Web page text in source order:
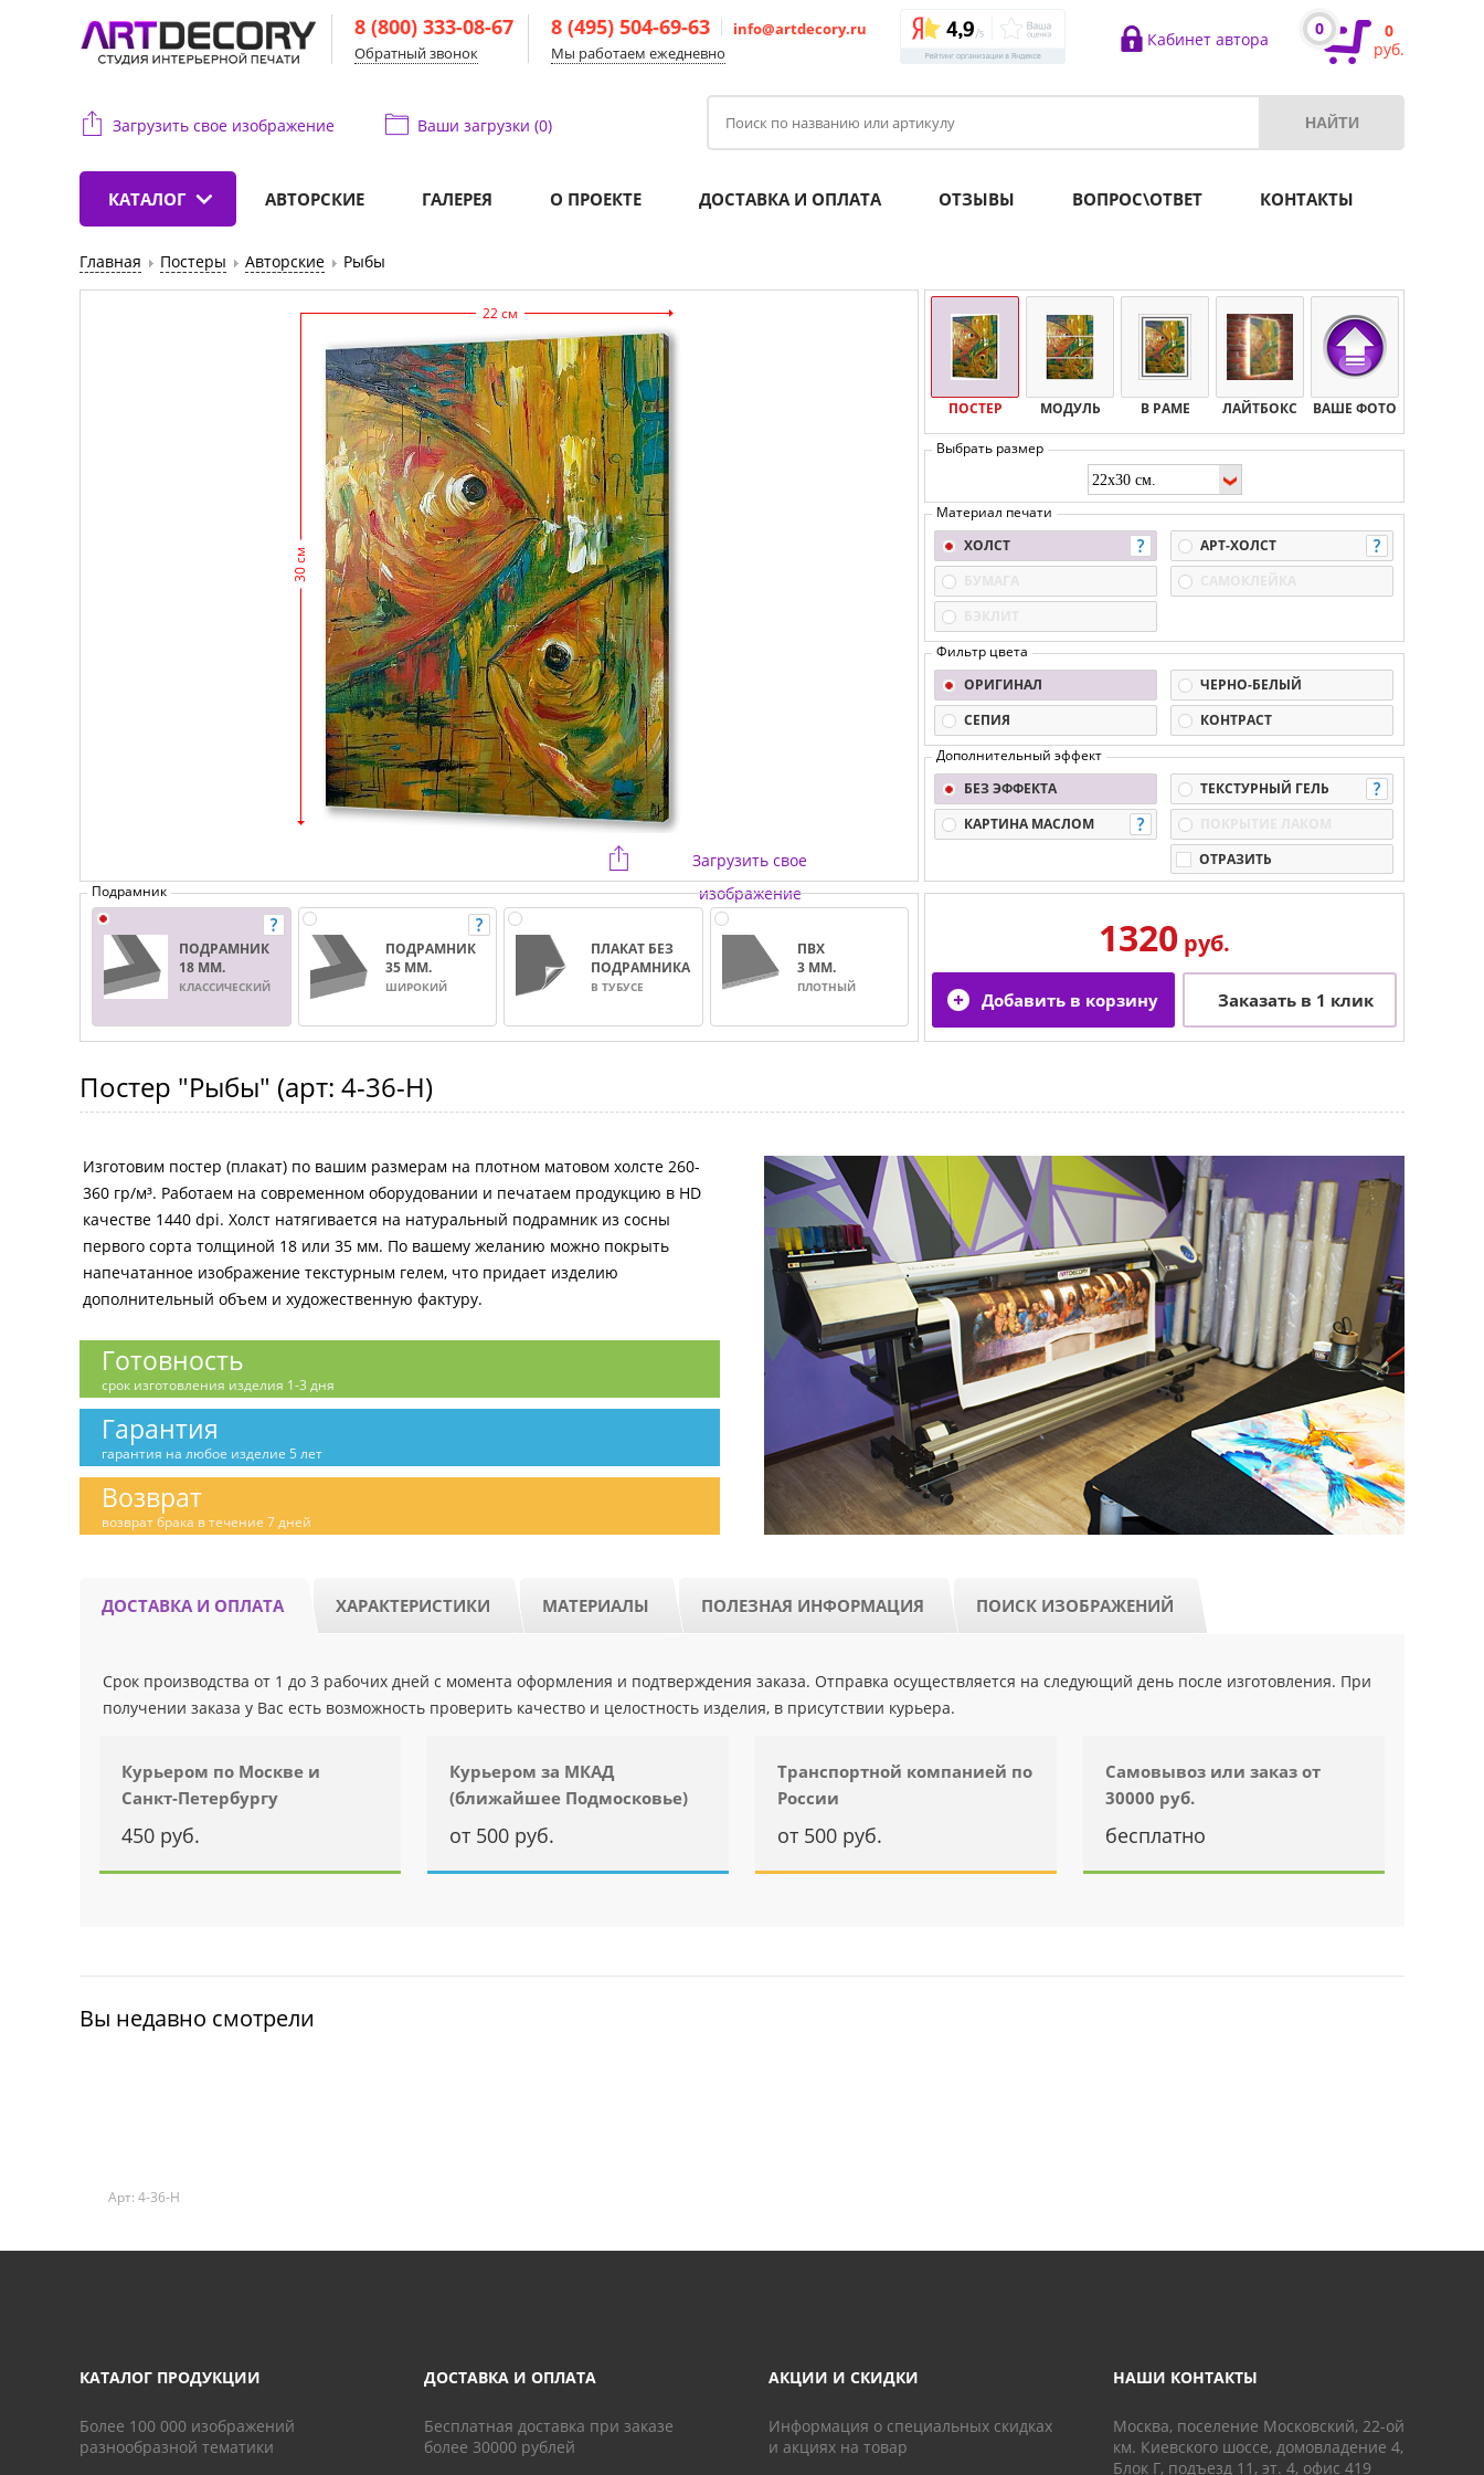
8 (800) 333-08-67
Обратный звонок
8 (495) 504-69-63
info@artdecory.ru
Мы работаем ежедневно
Кабинет автора
0
0
руб.
Загрузить свое изображение Ваши загрузки (0)
КАТАЛОГ АВТОРСКИЕ ГАЛЕРЕЯ О ПРОЕКТЕ ДОСТАВКА И ОПЛАТА ОТЗЫВЫ ВОПРОС\ОТВЕТ КОНТАКТЫ
Главная Постеры Авторские Рыбы
22 см
30 см
Загрузить свое
изображение
Подрамник
ПОДРАМНИК
18 ММ.
КЛАССИЧЕСКИЙ
ПОДРАМНИК
35 ММ.
ШИРОКИЙ
ПЛАКАТ БЕЗ
ПОДРАМНИКА
В ТУБУСЕ
ПВХ
3 ММ.
ПЛОТНЫЙ
ПОСТЕР МОДУЛЬ В РАМЕ ЛАЙТБОКС ВАШЕ ФОТО
Выбрать размер
Материал печати
ХОЛСТ
АРТ-ХОЛСТ
Фильтр цвета
ОРИГИНАЛ
ЧЕРНО-БЕЛЫЙ
СЕПИЯ
КОНТРАСТ
Дополнительный эффект
БЕЗ ЭФФЕКТА
ТЕКСТУРНЫЙ ГЕЛЬ
КАРТИНА МАСЛОМ
ОТРАЗИТЬ
1320 руб.
Постер "Рыбы" (арт: 4-36-H)
Изготовим постер (плакат) по вашим размерам на плотном матовом холсте 260-
360 гр/м³. Работаем на современном оборудовании и печатаем продукцию в HD
качестве 1440 dpi. Холст натягивается на натуральный подрамник из сосны
первого сорта толщиной 18 или 35 мм. По вашему желанию можно покрыть
напечатанное изображение текстурным гелем, что придает изделию
дополнительный объем и художественную фактуру.
Готовность
срок изготовления изделия 1-3 дня
Гарантия
гарантия на любое изделие 5 лет
Возврат
возврат брака в течение 7 дней
ДОСТАВКА И ОПЛАТА ХАРАКТЕРИСТИКИ МАТЕРИАЛЫ ПОЛЕЗНАЯ ИНФОРМАЦИЯ ПОИСК ИЗОБРАЖЕНИЙ
Срок производства от 1 до 3 рабочих дней с момента оформления и подтверждения заказа. Отправка осуществляется на следующий день после изготовления. При
получении заказа у Вас есть возможность проверить качество и целостность изделия, в присутствии курьера.
Курьером по Москве и
Санкт-Петербургу
450 руб.
Курьером за МКАД
(ближайшее Подмосковье)
от 500 руб.
Транспортной компанией по
России
от 500 руб.
Самовывоз или заказ от
30000 руб.
бесплатно
Вы недавно смотрели
Арт: 4-36-H
КАТАЛОГ ПРОДУКЦИИ
Более 100 000 изображений
разнообразной тематики
ДОСТАВКА И ОПЛАТА
Бесплатная доставка при заказе
более 30000 рублей
АКЦИИ И СКИДКИ
Информация о специальных скидках
и акциях на товар
НАШИ КОНТАКТЫ
Москва, поселение Московский, 22-ой
км. Киевского шоссе, домовладение 4,
Блок Г, подъезд 11, эт. 4, офис 419